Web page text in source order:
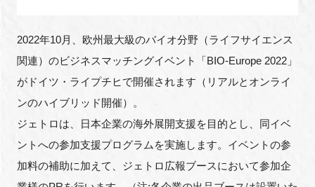
FAQ
イベントお知らせメール登録
2022年10月、欧州最大級のバイオ分野（ライフサイエンス
関連）のビジネスマッチングイベント「BIO-Europe 2022」
がドイツ・ライプチヒで開催されます（リアルとオンライ
ンのハイブリッド開催）。
ジェトロは、日本企業の海外展開支援を目的とし、同イベ
ントへの参加支援プログラムを実施します。イベントの参
加料の補助に加えて、ジェトロ広報ブースにおいて参加企